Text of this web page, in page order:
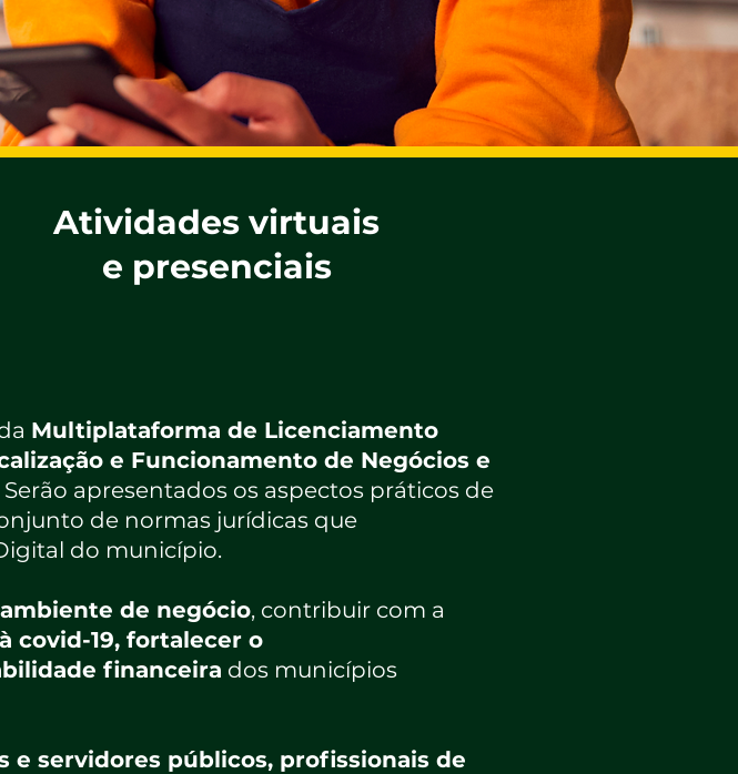
Atividades virtuais
e presenciais
Multiplataforma de Licenciamento
e Funcionamento de Negócios e
Serão apresentados os aspectos práticos de
de normas jurídicas que
do município.
de negócio, contribuir com a
covid-19, fortalecer o
financeira dos municípios
servidores públicos, profissionais de